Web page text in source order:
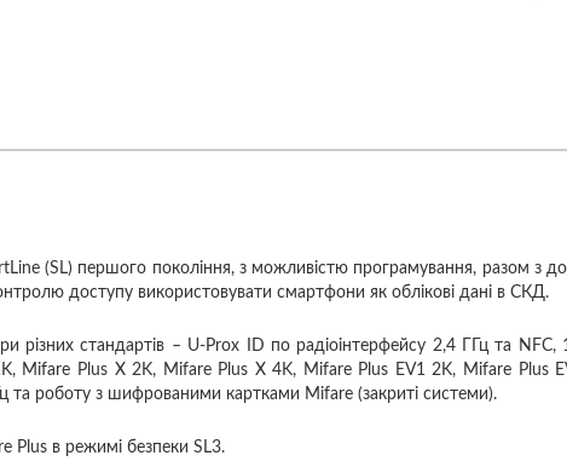
(SL) першого покоління, з можливістю програмування, разом
доступу використовувати смартфони як облікові дані в СКД.
різних стандартів – U-Prox ID по радіоінтерфейсу 2,4 ГГц та
Mifare Plus X 2K, Mifare Plus X 4K, Mifare Plus EV1 2K, Mifare Plus
та роботу з шифрованими картками Mifare (закриті системи).
Plus в режимі безпеки SL3.